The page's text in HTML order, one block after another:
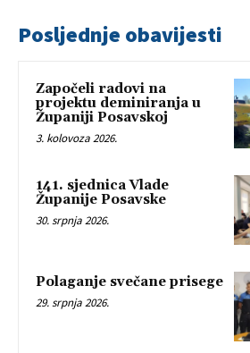
Posljednje obavijesti
Započeli radovi na
projektu deminiranja u
Županiji Posavskoj
3. kolovoza 2026.
141. sjednica Vlade
Županije Posavske
30. srpnja 2026.
Polaganje svečane prisege
29. srpnja 2026.